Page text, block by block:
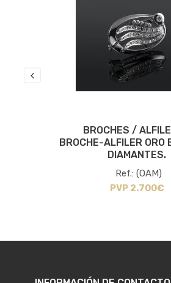
BROCHES /
BROCHE-ALFILER ORO
DIAMANTES.
Ref.: (OAM)
PVP 2.700€